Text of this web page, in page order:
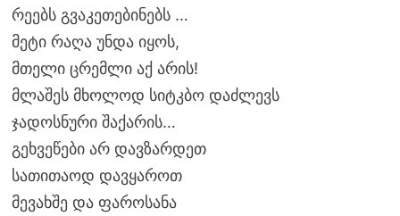
რეებს გვაკეთებინებს …
მეტი რაღა უნდა იყოს,
მთელი ცრემლი აქ არის!
მლაშეს მხოლოდ სიტკბო დაძლევს
ჯადოსნური შაქარის…
გეხვეწები არ დავზარდეთ
სათითაოდ დავყაროთ
მევახშე და ფაროსანა